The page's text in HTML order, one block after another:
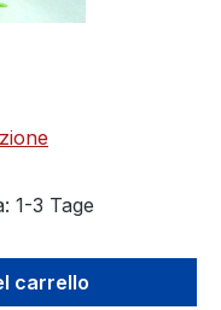
1-3 Tage
la
carrello